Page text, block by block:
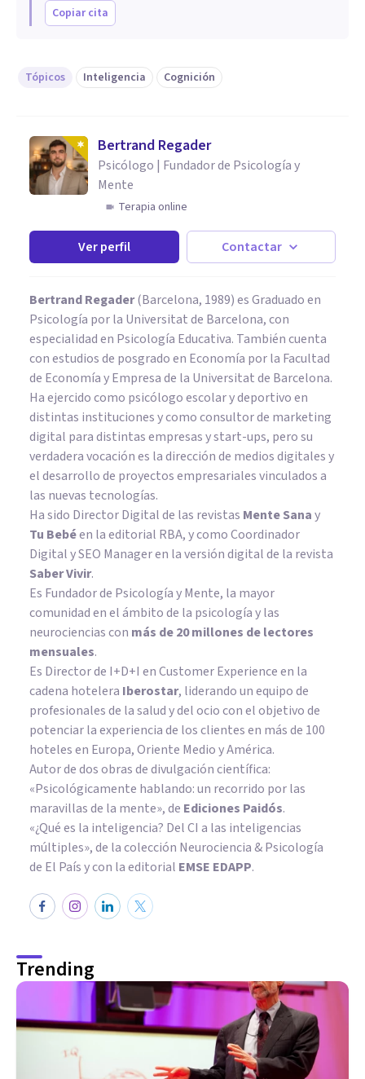
Copiar cita
Tópicos Inteligencia Cognición
Bertrand Regader
Psicólogo | Fundador de Psicología y
Mente
Terapia online
Ver perfil Contactar
Bertrand Regader(Barcelona, 1989) es Graduado en
Psicología por la Universitat de Barcelona, con
especialidad en Psicología Educativa. También cuenta
con estudios de posgrado en Economía por la Facultad
de Economía y Empresa de la Universitat de Barcelona.
Ha ejercido como psicólogo escolar y deportivo en
distintas instituciones y como consultor de marketing
digital para distintas empresas y start-ups, pero su
verdadera vocación es la dirección de medios digitales y
el desarrollo de proyectos empresariales vinculados a
las nuevas tecnologías.
Ha sido Director Digital de las revistas Mente Sanay
Tu Bebéen la editorial RBA, y como Coordinador
Digital y SEO Manager en la versión digital de la revista
Saber Vivir.
Es Fundador de Psicología y Mente, la mayor
comunidad en el ámbito de la psicología y las
neurociencias con más de 20 millones de lectores
mensuales.
Es Director de I+D+I en Customer Experience en la
cadena hotelera Iberostar, liderando un equipo de
profesionales de la salud y del ocio con el objetivo de
potenciar la experiencia de los clientes en más de 100
hoteles en Europa, Oriente Medio y América.
Autor de dos obras de divulgación científica:
«Psicológicamente hablando: un recorrido por las
maravillas de la mente», de Ediciones Paidós.
«¿Qué es la inteligencia? Del CI a las inteligencias
múltiples», de la colección Neurociencia & Psicología
de El País y con la editorial EMSE EDAPP.
Trending